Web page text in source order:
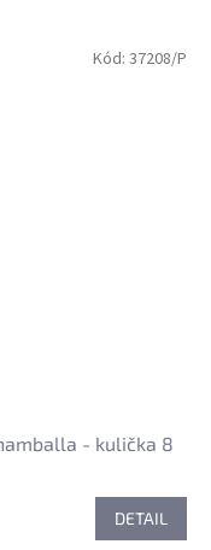
- kulička 8
DETAIL
Kód: 37208/P